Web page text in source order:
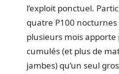
l’exploit ponctuel.
quatre P100
plusieurs mois apporte
cumulés (et plus de
jambes) qu’un seul